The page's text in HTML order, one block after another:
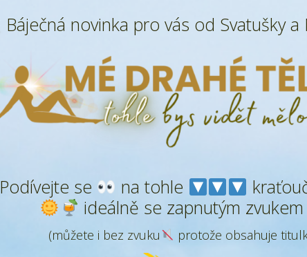
Báječná novinka pro vás od Svatušky a
Podívejte se na tohle
ideálně se zapnutým zvukem
(můžete i bez zvuku protože obsahuje